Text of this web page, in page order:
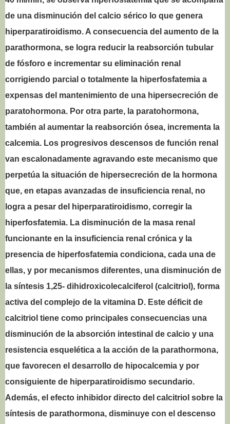
de una disminución del calcio sérico lo que genera
hiperparatiroidismo. A consecuencia del aumento de la
parathormona, se logra reducir la reabsorción tubular
de fósforo e incrementar su eliminación renal
corrigiendo parcial o totalmente la hiperfosfatemia a
expensas del mantenimiento de una hipersecreción de
paratohormona. Por otra parte, la paratohormona,
también al aumentar la reabsorción ósea, incrementa la
calcemia. Los progresivos descensos de función renal
van escalonadamente agravando este mecanismo que
perpetúa la situación de hipersecreción de la hormona
que, en etapas avanzadas de insuficiencia renal, no
logra a pesar del hiperparatiroidismo, corregir la
hiperfosfatemia. La disminución de la masa renal
funcionante en la insuficiencia renal crónica y la
presencia de hiperfosfatemia condiciona, cada una de
ellas, y por mecanismos diferentes, una disminución de
la síntesis 1,25- dihidroxicolecalciferol (calcitriol), forma
activa del complejo de la vitamina D. Este déficit de
calcitriol tiene como principales consecuencias una
disminución de la absorción intestinal de calcio y una
resistencia esquelética a la acción de la parathormona,
que favorecen el desarrollo de hipocalcemia y por
consiguiente de hiperparatiroidismo secundario.
Además, el efecto inhibidor directo del calcitriol sobre la
síntesis de parathormona, disminuye con el descenso